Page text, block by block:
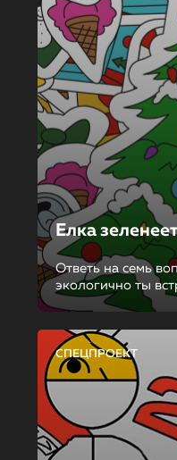
Елка
Ответь на семь
экологично ты
СПЕЦПРОЕКТ